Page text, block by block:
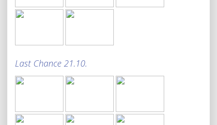
Last Chance 21.10.